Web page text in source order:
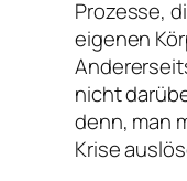
Prozesse,
eigenen
nicht
denn, man
Krise